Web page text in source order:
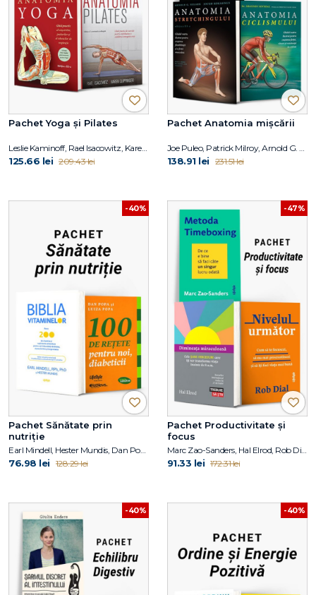
Pachet Yoga și Pilates
Leslie Kaminoff, Rael Isacowitz, Karen Clippinger
125.66 lei 209.43 lei
Pachet Anatomia mișcării
Joe Puleo, Patrick Milroy, Arnold G. Nelson, Jouko Kokkonen, Shannon Sovndal
138.91 lei 231.51 lei
-40%
Pachet Sănătate prin
nutriție
Earl Mindell, Hester Mundis, Dan Popa, Luiza Popa
76.98 lei 128.29 lei
-47%
Pachet Productivitate și
focus
Marc Zao-Sanders, Hal Elrod, Rob Dial
91.33 lei 172.31 lei
-40% -40%